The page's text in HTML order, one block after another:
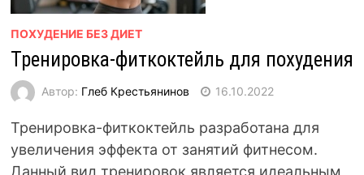
ПОХУДЕНИЕ БЕЗ ДИЕТ
Тренировка-фиткоктейль для похудения
Автор: Глеб Крестьянинов 16.10.2022
Тренировка-фиткоктейль разработана для
увеличения эффекта от занятий фитнесом.
Данный вид тренировок является идеальным